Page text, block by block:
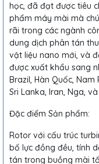
học, đã đạt được tiêu
phẩm máy mài mà
rãi trong các ngành
dung dịch phân tán
vật liệu nano mới, và
được xuất khẩu sang
Brazil, Hàn Quốc, Nam
Sri Lanka, Iran, Nga,
Đặc điểm Sản phẩm:
Rotor với cấu trúc
bố lực đồng đều, tính
tán trong buồng mài